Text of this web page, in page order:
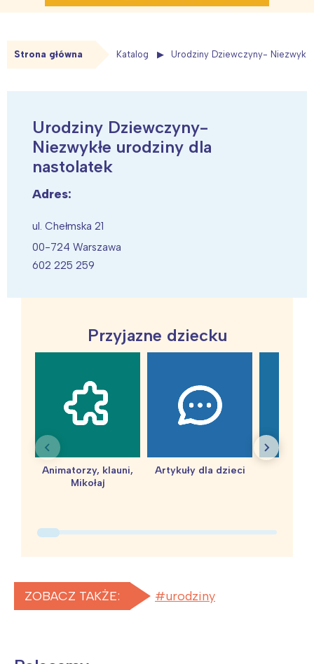
Strona główna Katalog Urodziny Dziewczyny-
Urodziny Dziewczyny-
Niezwykłe urodziny dla
nastolatek
Adres:
ul. Chełmska 21
00-724 Warszawa
602 225 259
Przyjazne dziecku
Animatorzy, klauni,
Mikołaj
Artykuły dla dzieci
ZOBACZ TAKŻE: urodziny